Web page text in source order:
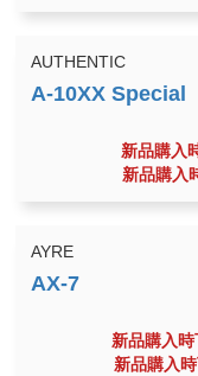
AUTHENTIC
新品購入
新品購入
AYRE
新品購入時
新品購入時